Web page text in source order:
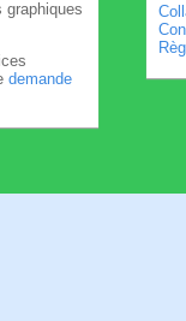
graphiques
demande